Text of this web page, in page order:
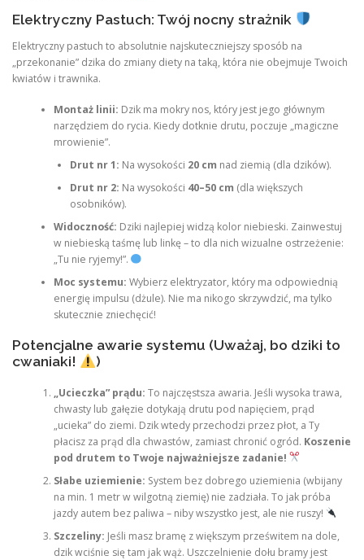
Elektryczny Pastuch: Twój nocny strażnik
Elektryczny pastuch to absolutnie najskuteczniejszy sposób na
„przekonanie” dzika do zmiany diety na taką, która nie obejmuje Twoich
kwiatów i trawnika.
Montaż linii: Dzik ma mokry nos, który jest jego głównym
narzędziem do rycia. Kiedy dotknie drutu, poczuje „magiczne
mrowienie”.
Drut nr 1: Na wysokości 20 cm nad ziemią (dla dzików).
Drut nr 2: Na wysokości 40–50 cm (dla większych
osobników).
Widoczność: Dziki najlepiej widzą kolor niebieski. Zainwestuj
w niebieską taśmę lub linkę – to dla nich wizualne ostrzeżenie:
„Tu nie ryjemy!”.
Moc systemu: Wybierz elektryzator, który ma odpowiednią
energię impulsu (dżule). Nie ma nikogo skrzywdzić, ma tylko
skutecznie zniechęcić!
Potencjalne awarie systemu (Uważaj, bo dziki to
cwaniaki!
)
„Ucieczka” prądu: To najczęstsza awaria. Jeśli wysoka trawa,
chwasty lub gałęzie dotykają drutu pod napięciem, prąd
„ucieka” do ziemi. Dzik wtedy przechodzi przez płot, a Ty
płacisz za prąd dla chwastów, zamiast chronić ogród. Koszenie
pod drutem to Twoje najważniejsze zadanie!
Słabe uziemienie: System bez dobrego uziemienia (wbijany
na min. 1 metr w wilgotną ziemię) nie zadziała. To jak próba
jazdy autem bez paliwa – niby wszystko jest, ale nie ruszy!
Szczeliny: Jeśli masz bramę z większym prześwitem na dole,
dzik wciśnie się tam jak wąż. Uszczelnienie dołu bramy jest